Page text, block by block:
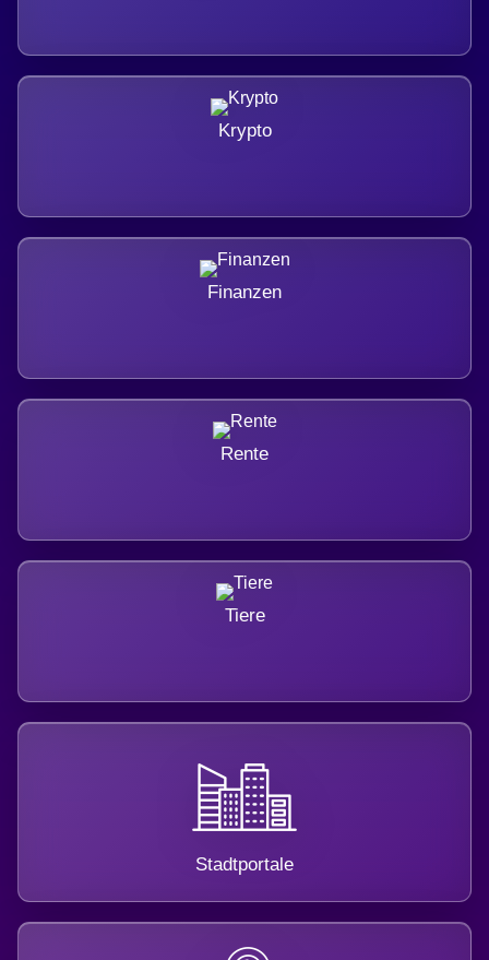
Krypto
Finanzen
Rente
Tiere
Stadtportale